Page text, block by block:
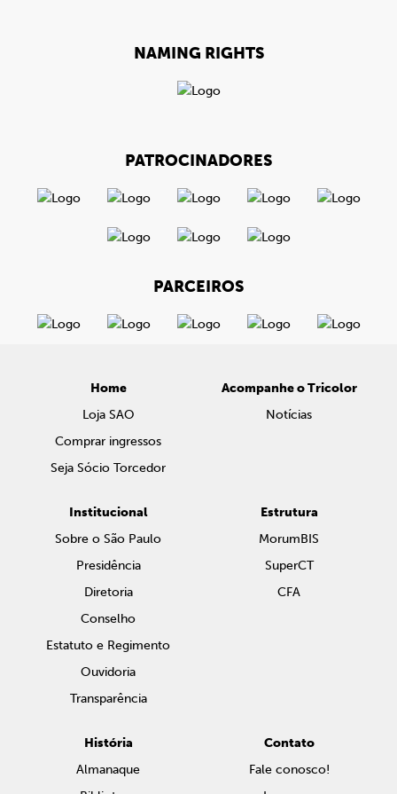
NAMING RIGHTS
PATROCINADORES
PARCEIROS
Home
Loja SAO
Comprar ingressos
Seja Sócio Torcedor
Acompanhe o Tricolor
Notícias
Institucional
Sobre o São Paulo
Presidência
Diretoria
Conselho
Estatuto e Regimento
Ouvidoria
Transparência
Estrutura
MorumBIS
SuperCT
CFA
História
Almanaque
Contato
Fale conosco!